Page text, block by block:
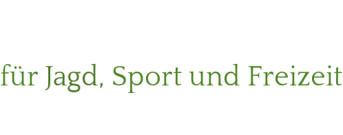
für Jagd, Sport und Freizeit